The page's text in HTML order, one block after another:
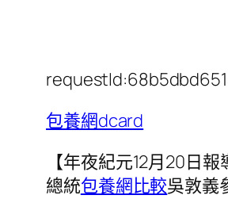
包養網dcard
【年夜紀元12月20日
總統包養網比較吳敦義